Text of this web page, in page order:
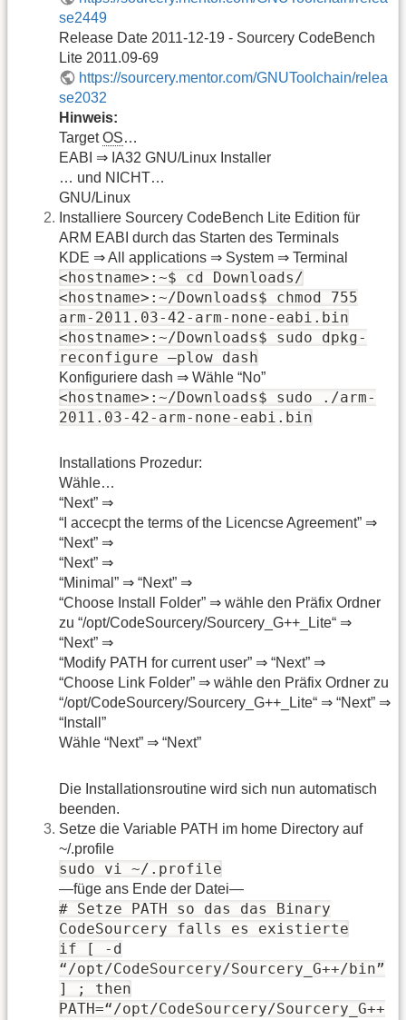
se2449
Release Date 2011-12-19 - Sourcery CodeBench
Lite 2011.09-69
https://sourcery.mentor.com/GNUToolchain/relea
se2032
Hinweis:
TargetOS…
EABI ⇒ IA32 GNU/Linux Installer
… und NICHT…
GNU/Linux
Installiere Sourcery CodeBench Lite Edition für
ARM EABI durch das Starten des Terminals
KDE ⇒ All applications ⇒ System ⇒ Terminal
<hostname>:~$ cd Downloads/
<hostname>:~/Downloads$ chmod 755
arm-2011.03-42-arm-none-eabi.bin
<hostname>:~/Downloads$ sudo dpkg-
reconfigure –plow dash
Konfiguriere dash ⇒ Wähle “No”
<hostname>:~/Downloads$ sudo ./arm-
2011.03-42-arm-none-eabi.bin
Installations Prozedur:
Wähle…
“Next” ⇒
“I accecpt the terms of the Licencse Agreement” ⇒
“Next” ⇒
“Next” ⇒
“Minimal” ⇒ “Next” ⇒
“Choose Install Folder” ⇒ wähle den Präfix Ordner
zu “/opt/CodeSourcery/Sourcery_G++_Lite“ ⇒
“Next” ⇒
“Modify PATH for current user” ⇒ “Next” ⇒
“Choose Link Folder” ⇒ wähle den Präfix Ordner zu
“/opt/CodeSourcery/Sourcery_G++_Lite“ ⇒ “Next” ⇒
“Install”
Wähle “Next” ⇒ “Next”
Die Installationsroutine wird sich nun automatisch
beenden.
Setze die Variable PATH im home Directory auf
~/.profile
sudo vi ~/.profile
—füge ans Ende der Datei—
# Setze PATH so das das Binary
CodeSourcery falls es existierte
if [ -d
“/opt/CodeSourcery/Sourcery_G++/bin”
] ; then
PATH=“/opt/CodeSourcery/Sourcery_G++